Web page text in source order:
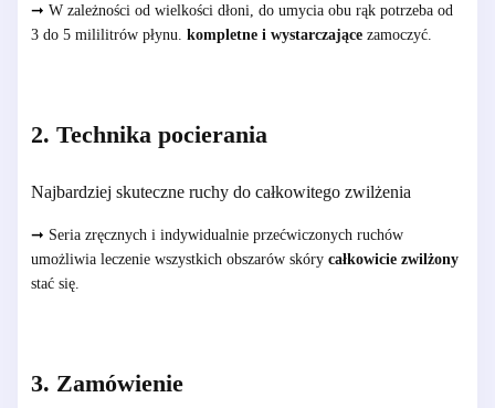
➞ W zależności od wielkości dłoni, do umycia obu rąk potrzeba od
3 do 5 mililitrów płynu. kompletne i wystarczające zamoczyć.
2. Technika pocierania
Najbardziej skuteczne ruchy do całkowitego zwilżenia
➞ Seria zręcznych i indywidualnie przećwiczonych ruchów
umożliwia leczenie wszystkich obszarów skóry całkowicie zwilżony
stać się.
3. Zamówienie